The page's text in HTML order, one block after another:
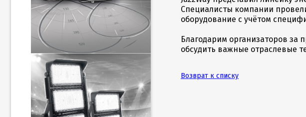
Специалисты компании
оборудование с учётом
Благодарим организаторов
обсудить важные отраслевые
Возврат к списку